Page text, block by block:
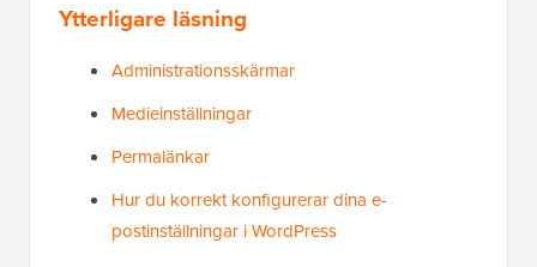
Ytterligare läsning
Administrationsskärmar
Medieinställningar
Permalänkar
Hur du korrekt konfigurerar dina e-
postinställningar i WordPress